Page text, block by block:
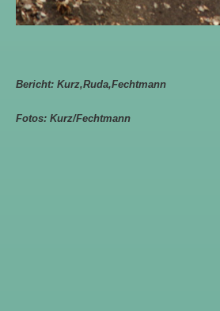
Bericht: Kurz,Ruda,Fechtmann
Fotos: Kurz/Fechtmann